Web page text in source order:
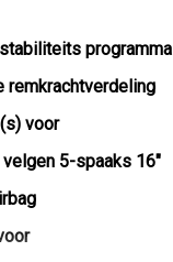
programma
remkrachtverdeling
voor
5-spaaks 16"